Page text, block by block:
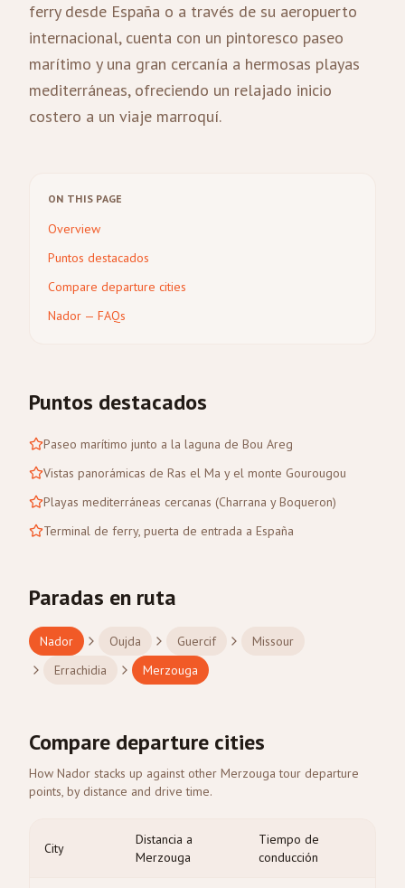
ferry desde España o a través de su aeropuerto
internacional, cuenta con un pintoresco paseo
marítimo y una gran cercanía a hermosas playas
mediterráneas, ofreciendo un relajado inicio
costero a un viaje marroquí.
ON THIS PAGE
Overview
Puntos destacados
Compare departure cities
Nador — FAQs
Puntos destacados
Paseo marítimo junto a la laguna de Bou Areg
Vistas panorámicas de Ras el Ma y el monte Gourougou
Playas mediterráneas cercanas (Charrana y Boqueron)
Terminal de ferry, puerta de entrada a España
Paradas en ruta
Nador Oujda Guercif
Missour
Errachidia
Merzouga
Compare departure cities
How Nador stacks up against other Merzouga tour departure
points, by distance and drive time.
City
Distancia a
Merzouga
Tiempo de
conducción